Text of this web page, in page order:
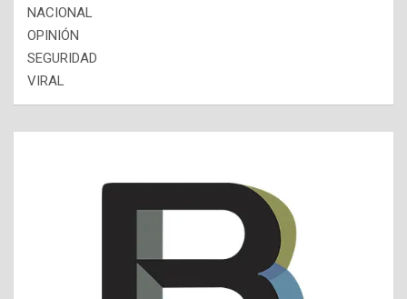
NACIONAL
OPINIÓN
SEGURIDAD
VIRAL